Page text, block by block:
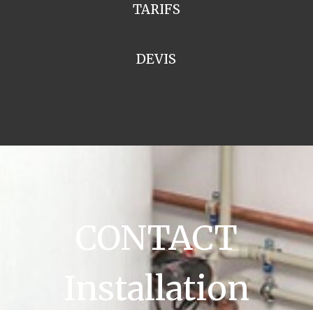
TARIFS
DEVIS
CONTACT
Installation